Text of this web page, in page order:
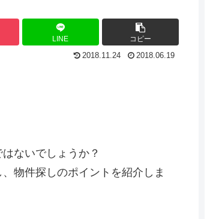
LINE コピー
2018.11.24 2018.06.19
ないでしょうか ？
物件探しのポイ ントを紹介しま